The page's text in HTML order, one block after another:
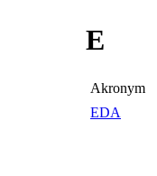
E
Akronym
EDA